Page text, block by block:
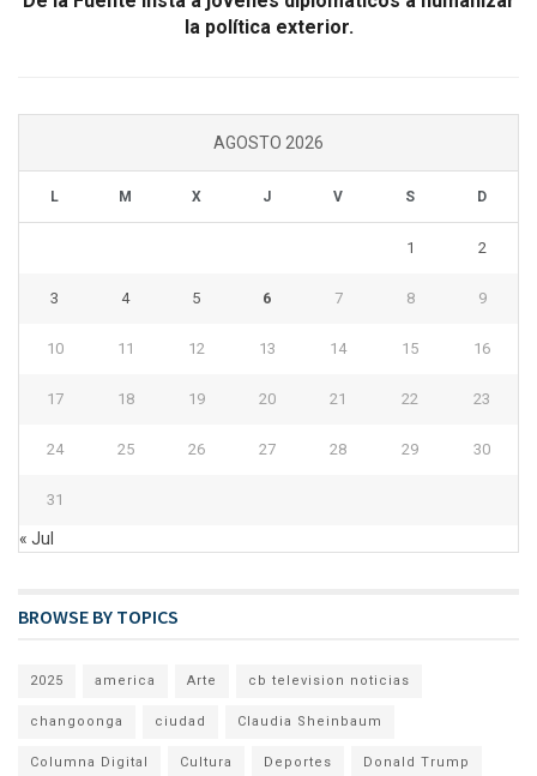
la política exterior.
AGOSTO 2026
L M X J V S D
1 2
3 4 5 6 7 8 9
10 11 12 13 14 15 16
17 18 19 20 21 22 23
24 25 26 27 28 29 30
31
« Jul
BROWSE BY TOPICS
2025 america Arte cb television noticias
changoonga ciudad Claudia Sheinbaum
Columna Digital Cultura Deportes Donald Trump